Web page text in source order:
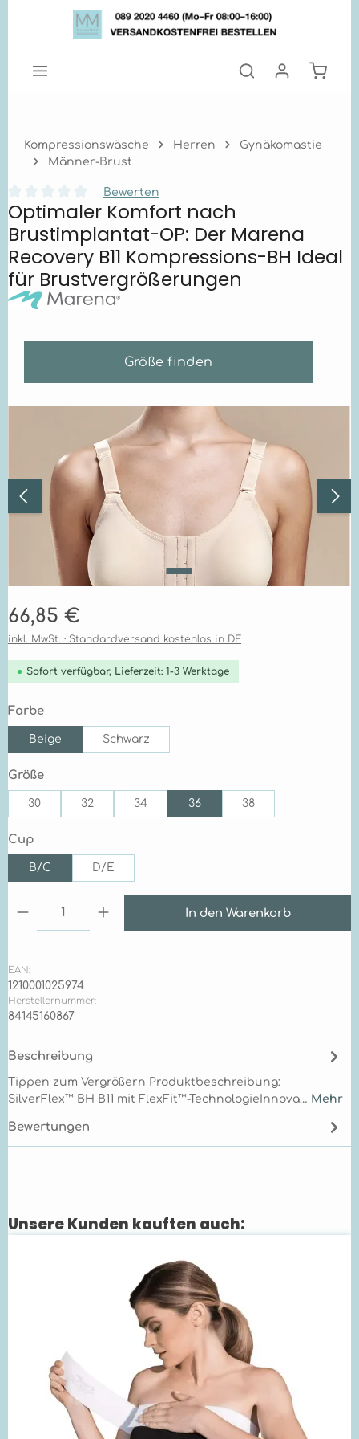
Zum Hauptinhalt springen
Kompressionswäsche Herren
Gynäkomastie
Männer-Brust
Durchschnittliche Bewertung von 0 von 5 Sternen
Bewerten
Optimaler Komfort nach
Brustimplantat-OP: Der Marena
Recovery B11 Kompressions-BH Ideal
für Brustvergrößerungen
Größe finden
Bildergalerie überspringen
Regulärer Preis:
66,85 €
inkl. MwSt. · Standardversand kostenlos in DE
Sofort verfügbar, Lieferzeit: 1-3 Werktage
Farbeauswählen
Beige Schwarz
Größeauswählen
30 32 34 36 38
Cupauswählen
B/C D/E
Produkt Anzahl: Gib den gewünschten Wert
In den Warenkorb
EAN:
1210001025974
Herstellernummer:
84145160867
Beschreibung
Tippen zum Vergrößern Produktbeschreibung:
SilverFlex™ BH B11 mit FlexFit™-TechnologieInnova… Mehr
Bewertungen
Produktgalerie überspringen
Unsere Kunden kauften auch: